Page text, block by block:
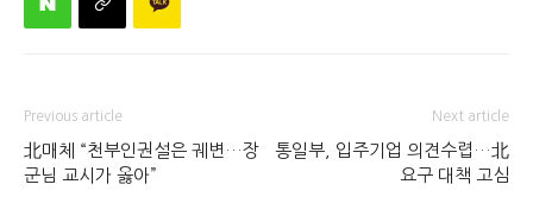
Previous article
北매체 “천부인권설은 궤변…장
군님 교시가 옳아”
Next article
통일부, 입주기업 의견수렵…北
요구 대책 고심